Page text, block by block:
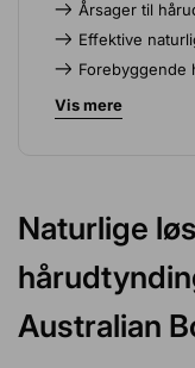
Årsager til
Effektive
Forebyggende
Hvorfor
Vis mere
Naturlige
Australian